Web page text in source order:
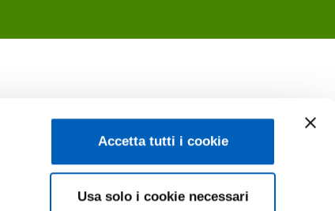
Accetta tutti i cookie
Usa solo i cookie necessari